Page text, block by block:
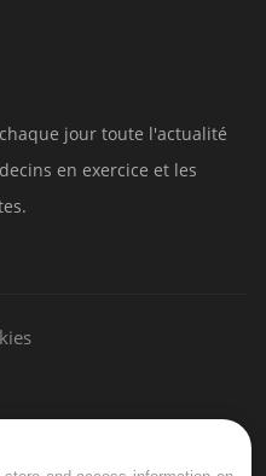
jour toute l'actualité
en exercice et les